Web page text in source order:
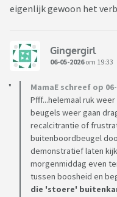
eigenlijk gewoon het
Gingergirl
06-05-2026om 19:33
MamaE schreef op
Pfff...helemaal ruk
beugels weer gaan
recalcitrantie of
buitenboordbeugel
demonstratief laten
morgenmiddag even
tussen boosheid en
die 'stoere'